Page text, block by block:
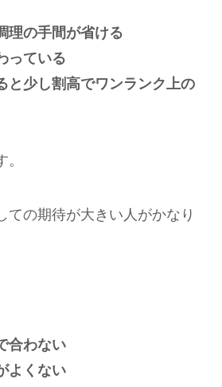
理の手間が省ける
っている
と少し割高でワンランク上の
ての期待が大きい人がかなり
合わない
よくない